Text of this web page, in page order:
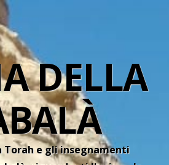
DELLA
Torah e gli insegnamenti